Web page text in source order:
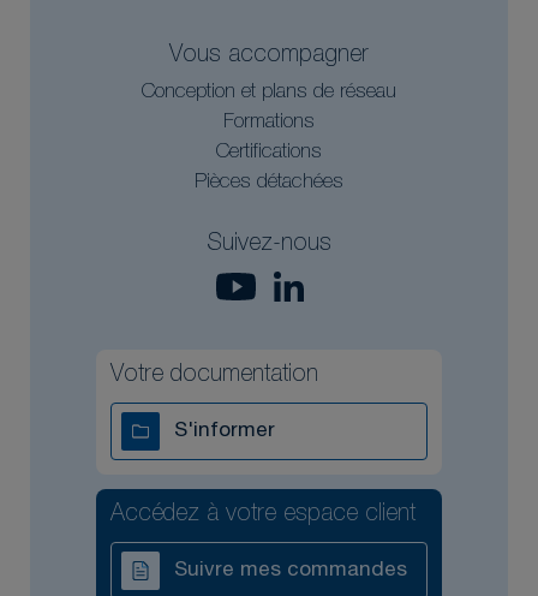
Vous accompagner
Conception et plans de réseau
Formations
Certifications
Pièces détachées
Suivez-nous
Votre documentation
S'informer
Accédez à votre espace client
Suivre mes commandes